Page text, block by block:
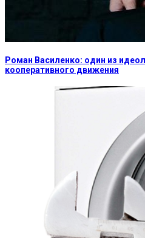
Роман Василенко: один из
кооперативного движения